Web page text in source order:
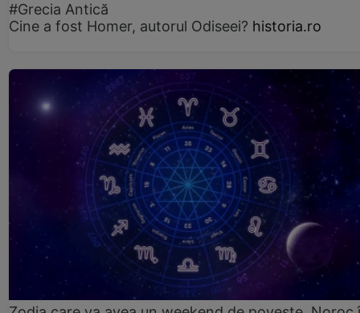
#Grecia Antică
Cine a fost Homer, autorul Odiseei? historia.ro